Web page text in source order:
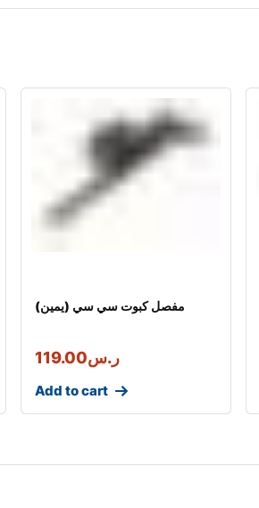
مفصل كبوت سي سي (يمين)
ر.س119.00
Add to cart